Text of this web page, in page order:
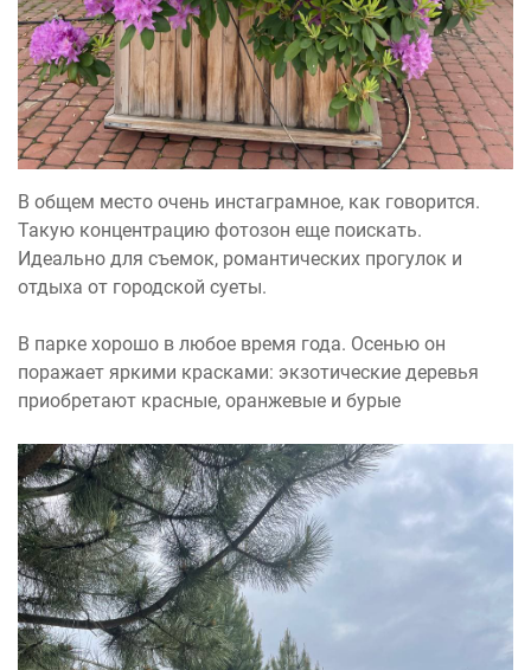
В общем место очень инстаграмное, как говорится.
Такую концентрацию фотозон еще поискать.
Идеально для съемок, романтических прогулок и
отдыха от городской суеты.
В парке хорошо в любое время года. Осенью он
поражает яркими красками: экзотические деревья
приобретают красные, оранжевые и бурые